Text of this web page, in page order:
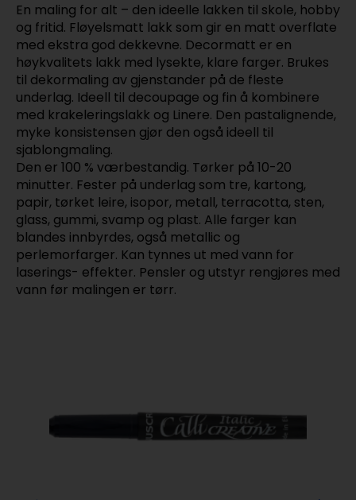
En maling for alt – den ideelle lakken til skole, hobby
og fritid. Fløyelsmatt lakk som gir en matt overflate
med ekstra god dekkevne. Decormatt er en
høykvalitets lakk med lysekte, klare farger. Brukes
til dekormaling av gjenstander på de fleste
underlag. Ideell til decoupage og fin å kombinere
med krakeleringslakk og Linere. Den pastalignende,
myke konsistensen gjør den også ideell til
sjablongmaling.
Den er 100 % værbestandig. Tørker på 10-20
minutter. Fester på underlag som tre, kartong,
papir, tørket leire, isopor, metall, terracotta, sten,
glass, gummi, svamp og plast. Alle farger kan
blandes innbyrdes, også metallic og
perlemorfarger. Kan tynnes ut med vann for
laserings- effekter. Pensler og utstyr rengjøres med
vann før malingen er tørr.